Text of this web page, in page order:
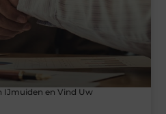
IJmuiden en Vind Uw